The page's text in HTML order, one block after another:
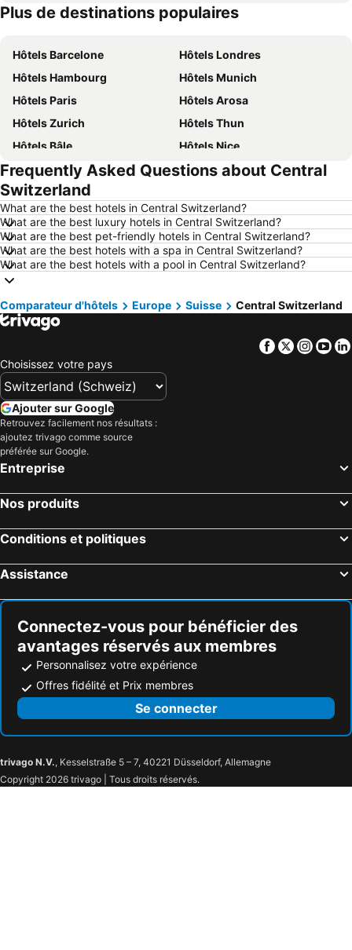
Hôtels Sardaigne
Hôtels Davos
Plus de destinations populaires
Hôtels Barcelone
Hôtels Londres
Hôtels Hambourg
Hôtels Munich
Hôtels Paris
Hôtels Arosa
Hôtels Zurich
Hôtels Thun
Hôtels Bâle
Hôtels Nice
Hôtels Lucerne
Hôtels Copenhague
Hôtels Rome
Hôtels Palma
Hôtels Pontresina
Hôtels Annecy
Hôtels Berne
Hôtels Amsterdam
Hôtels Lac de Garde
Hôtels Crète
Hôtels Ibiza
Hôtels Grisons
Hôtels Tyrol du Sud
Hôtels Algarve
Hôtels Valais
Hôtels Île de Rhodes
Hôtels Djerba
Hôtels Province d'Antalya
Frequently Asked Questions about Central
Switzerland
What are the best hotels in Central Switzerland?
What are the best luxury hotels in Central Switzerland?
What are the best pet-friendly hotels in Central Switzerland?
What are the best hotels with a spa in Central Switzerland?
What are the best hotels with a pool in Central Switzerland?
Comparateur d'hôtels Europe Suisse Central Switzerland
Facebook
Twitter
Choisissez votre pays
Ajouter sur Google
Retrouvez facilement nos résultats :
ajoutez trivago comme source
préférée sur Google.
Entreprise
Nos produits
Conditions et politiques
Assistance
Connectez-vous pour bénéficier des
avantages réservés aux membres
Personnalisez votre expérience
Offres fidélité et Prix membres
Se connecter
trivago N.V., Kesselstraße 5 – 7, 40221 Düsseldorf, Allemagne
Copyright 2026 trivago | Tous droits réservés.